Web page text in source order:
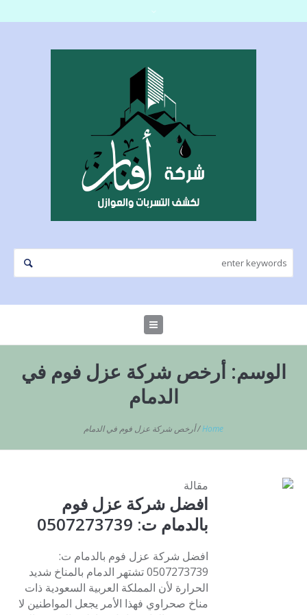
الوسم:أرخص شركة عزل فوم في
الدمام
Home
/أرخص شركة عزل فوم في الدمام
مقالة
افضل شركة عزل فوم
بالدمام ت: 0507273739
افضل شركة عزل فوم بالدمام ت:
0507273739 تشتهر الدمام بالمناخ شديد
الحرارة لأن المملكة العربية السعودية ذات
مناخ صحراوي فهذا الأمر يجعل المواطنين لا